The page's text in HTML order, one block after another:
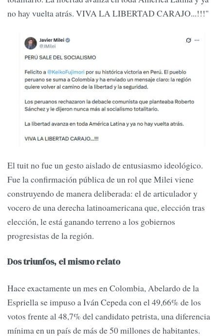
no hay vuelta atrás. VIVA LA LIBERTAD CARAJO...!!!"
El tuit no fue un gesto aislado de entusiasmo ideológico.
Fue la confirmación pública de un rol que Milei viene
construyendo de manera deliberada: el de articulador y
vocero de una derecha latinoamericana que, elección tras
elección, le está ganando terreno a los gobiernos
progresistas de la región.
Dos triunfos, el mismo relato
Hace exactamente un mes en Colombia, Abelardo de la
Espriella se impuso a Iván Cepeda con el 49,66% de los
votos frente al 48,7% del candidato petrista, una diferencia
mínima en un país de más de 50 millones de habitantes.